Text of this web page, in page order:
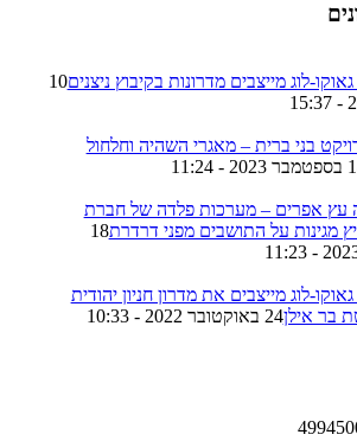
גאוקו-לוג מייצבים מדרונות בקיבוץ ניצנים10
בני ברית – מאגרי השהיה וחלחול
- 11:24
עץ אפרים – מערכות פלדה של חברת
מגינות על התושבים מפני דרדרת18
גאוקו-לוג מייצבים את מדרון חניון יהודית
בר אילן24 באוקטובר 2022 - 10:33